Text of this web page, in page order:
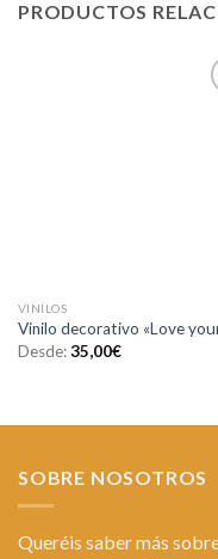
PRODUCTOS
VINILOS
Vinilo decorativo «Love
Desde:35,00€
SOBRE NOSOTROS
Queréis saber más